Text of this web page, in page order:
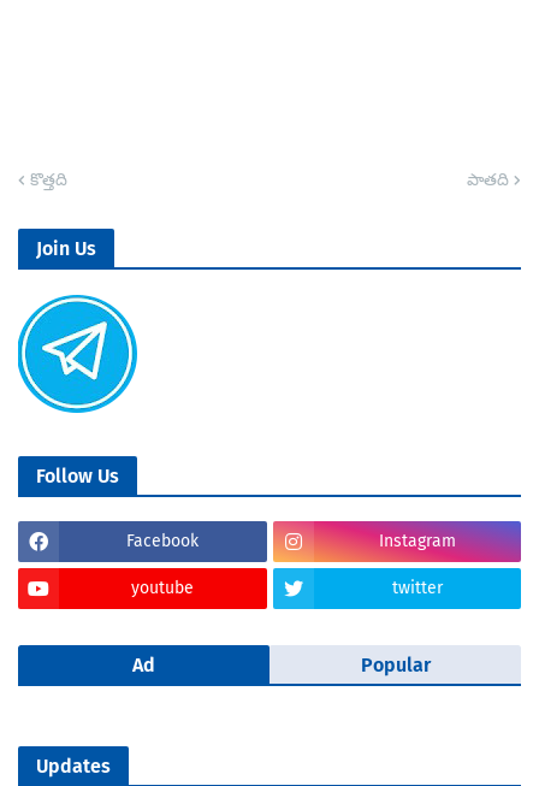
కొత్తది పాతది
Join Us
Follow Us
Facebook Instagram
youtube twitter
Ad Popular
Updates